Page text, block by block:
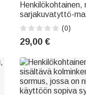
sarjakuvatyttö-
18–32 tuuman
matkakäyttöön,
(0)
29,00 €